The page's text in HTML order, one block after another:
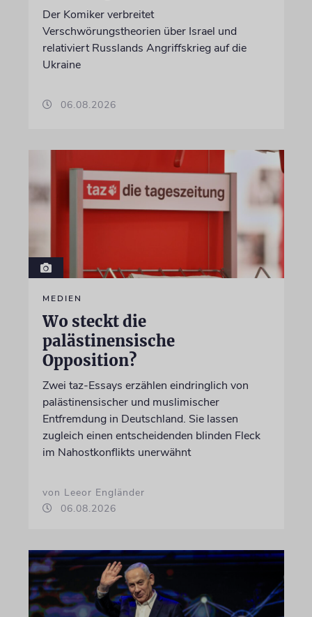
Der Komiker verbreitet
Verschwörungstheorien über Israel und
relativiert Russlands Angriffskrieg auf die
Ukraine
06.08.2026
MEDIEN
Wo steckt die
palästinensische
Opposition?
Zwei taz-Essays erzählen eindringlich von
palästinensischer und muslimischer
Entfremdung in Deutschland. Sie lassen
zugleich einen entscheidenden blinden Fleck
im Nahostkonflikts unerwähnt
von Leeor Engländer
06.08.2026